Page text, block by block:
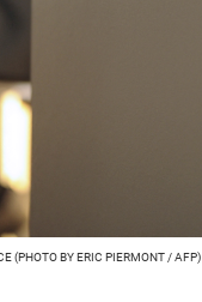
(PHOTO BY ERIC PIERMONT / AFP)